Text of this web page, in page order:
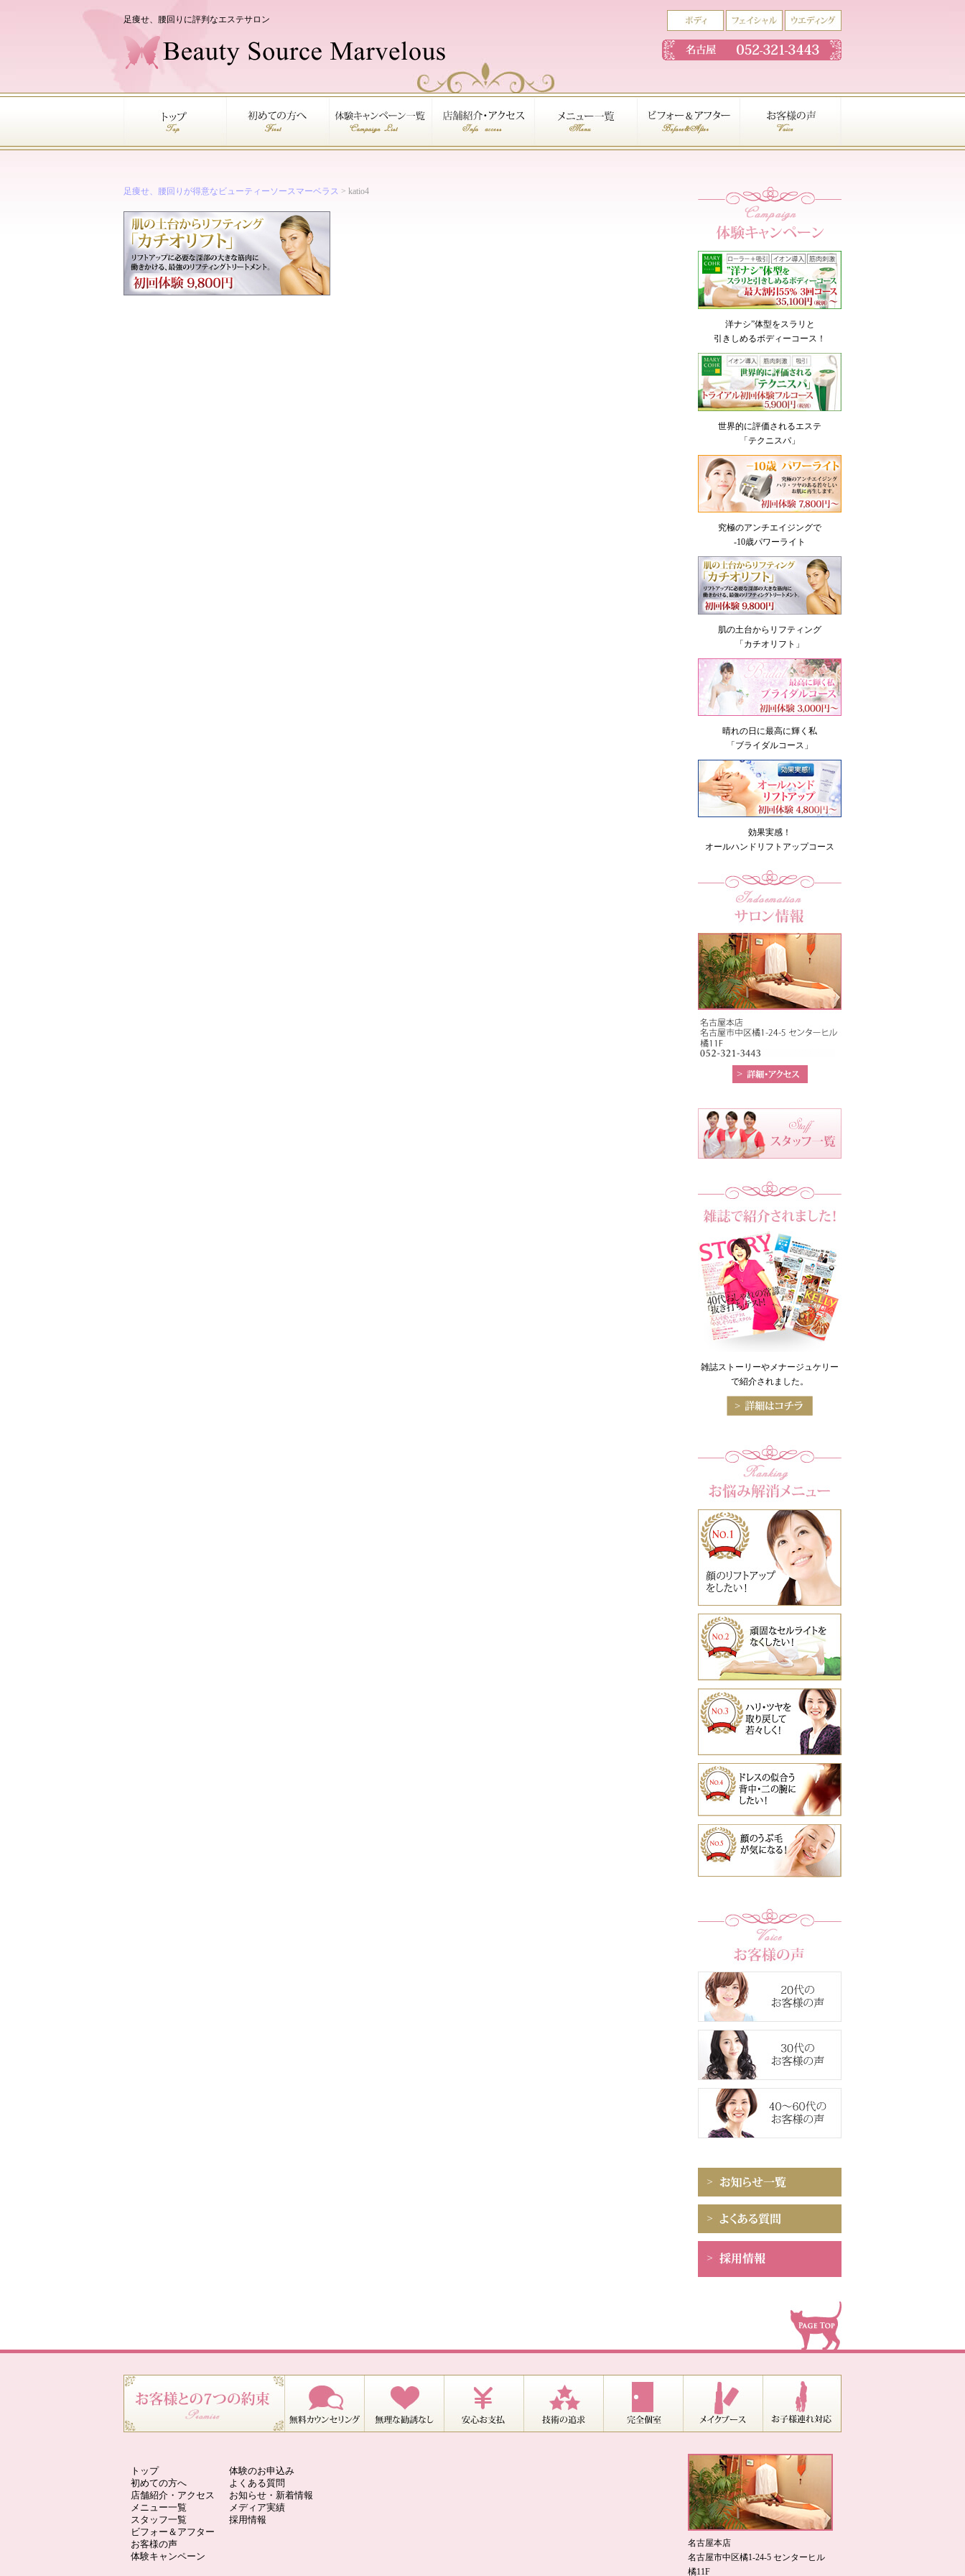
足痩せ、腰回りに評判なエステサロン
足痩せ、腰回りが得意なビューティーソースマーベラス > katio4
洋ナシ”体型をスラリと
引きしめるボディーコース！
世界的に評価されるエステ
「テクニスパ」
究極のアンチエイジングで
-10歳パワーライト
肌の土台からリフティング
「カチオリフト」
晴れの日に最高に輝く私
「ブライダルコース」
効果実感！
オールハンドリフトアップコース
雑誌ストーリーやメナージュケリー
で紹介されました。
トップ
初めての方へ
店舗紹介・アクセス
メニュー一覧
スタッフ一覧
ビフォー＆アフター
お客様の声
体験キャンペーン
体験のお申込み
よくある質問
お知らせ・新着情報
メディア実績
採用情報
名古屋本店
名古屋市中区橘1-24-5 センターヒル
橘11F